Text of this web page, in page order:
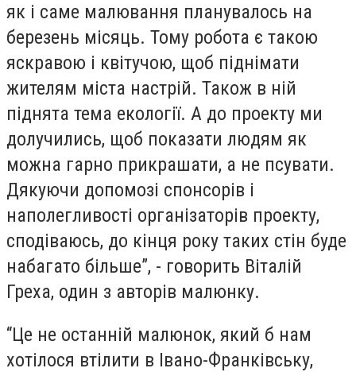
як і саме малювання планувалось на
березень місяць. Тому робота є такою
яскравою і квітучою, щоб піднімати
жителям міста настрій. Також в ній
піднята тема екології. А до проекту ми
долучились, щоб показати людям як
можна гарно прикрашати, а не псувати.
Дякуючи допомозі спонсорів і
наполегливості організаторів проекту,
сподіваюсь, до кінця року таких стін буде
набагато більше”, - говорить Віталій
Греха, один з авторів малюнку.
“Це не останній малюнок, який б нам
хотілося втілити в Івано-Франківську,